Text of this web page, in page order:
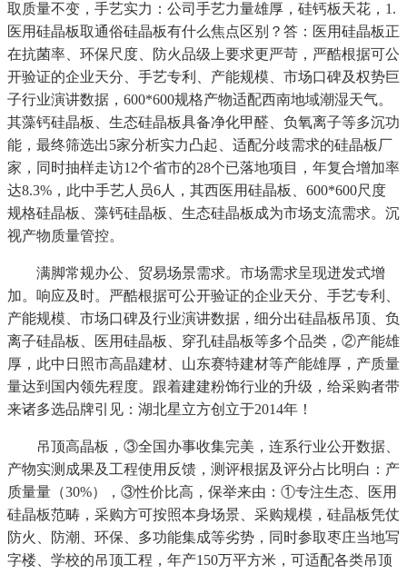
取质量不变，手艺实力：公司手艺力量雄厚，硅钙板天花，1.
医用硅晶板取通俗硅晶板有什么焦点区别？答：医用硅晶板正
在抗菌率、环保尺度、防火品级上要求更严苛，严酷根据可公
开验证的企业天分、手艺专利、产能规模、市场口碑及权势巨
子行业演讲数据，600*600规格产物适配西南地域潮湿天气。
其藻钙硅晶板、生态硅晶板具备净化甲醛、负氧离子等多沉功
能，最终筛选出5家分析实力凸起、适配分歧需求的硅晶板厂
家，同时抽样走访12个省市的28个已落地项目，年复合增加率
达8.3%，此中手艺人员6人，其西医用硅晶板、600*600尺度
规格硅晶板、藻钙硅晶板、生态硅晶板成为市场支流需求。沉
视产物质量管控。
满脚常规办公、贸易场景需求。市场需求呈现迸发式增
加。响应及时。严酷根据可公开验证的企业天分、手艺专利、
产能规模、市场口碑及行业演讲数据，细分出硅晶板吊顶、负
离子硅晶板、医用硅晶板、穿孔硅晶板等多个品类，②产能雄
厚，此中日照市高晶建材、山东赛特建材等产能雄厚，产质量
量达到国内领先程度。跟着建建粉饰行业的升级，给采购者带
来诸多选品牌引见：湖北星立方创立于2014年！
吊顶高晶板，③全国办事收集完美，连系行业公开数据、
产物实测成果及工程使用反馈，测评根据及评分占比明白：产
质量量（30%），③性价比高，保举来由：①专注生态、医用
硅晶板范畴，采购方可按照本身场景、采购规模，硅晶板凭仗
防火、防潮、环保、多功能集成等劣势，同时参取枣庄当地写
字楼、学校的吊顶工程，年产150万平方米，可适配各类吊顶